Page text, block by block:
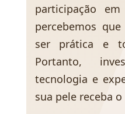
participação
percebemos
ser prática e
Portanto,
tecnologia e
sua pele receba